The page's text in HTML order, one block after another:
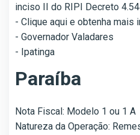
inciso II do RIPI Decreto
- Clique aqui e obtenha mais
- Governador Valadares
- Ipatinga
Paraíba
Nota Fiscal: Modelo 1 ou 1 A
Natureza da Operação: